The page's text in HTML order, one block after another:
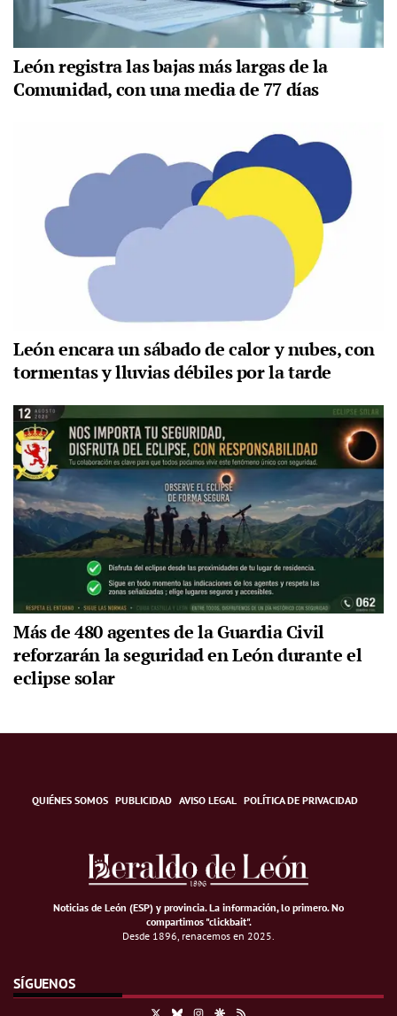
León registra las bajas más largas de la
Comunidad, con una media de 77 días
León encara un sábado de calor y nubes, con
tormentas y lluvias débiles por la tarde
Más de 480 agentes de la Guardia Civil
reforzarán la seguridad en León durante el
eclipse solar
QUIÉNES SOMOS PUBLICIDAD AVISO LEGAL POLÍTICA DE PRIVACIDAD
Noticias de León (ESP) y provincia. La información, lo primero.No
compartimos "clickbait".
Desde 1896, renacemos en 2025.
SÍGUENOS
BlueskyInstagramGoogle Discover